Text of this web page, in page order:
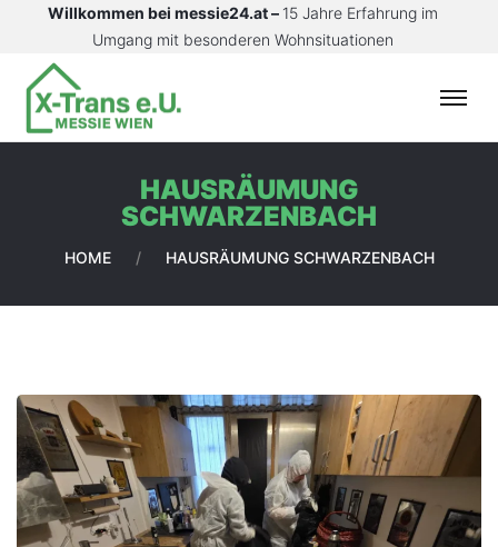
Willkommen bei messie24.at – 15 Jahre Erfahrung im
Umgang mit besonderen Wohnsituationen
S
T
E
S
T
HAUSRÄUMUNG
SCHWARZENBACH
HOME / HAUSRÄUMUNG SCHWARZENBACH